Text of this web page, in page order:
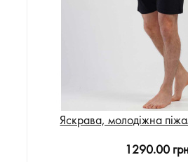
Яскрава, молодіжна
1290.00 грн